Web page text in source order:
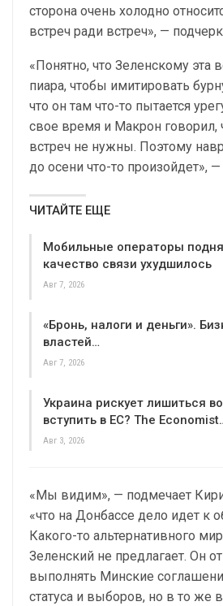
сторона очень холодно
встреч ради встреч», —
«Понятно, что Зеленскому эта
пиара, чтобы имитировать
что он там что-то пытается
свое время и Макрон говорил,
встреч не нужны. Поэтому
до осени что-то произойдет»,
ЧИТАЙТЕ ЕЩЕ
Мобильные операторы
качество связи ухудшилось
Авг 7, 2026
«Бронь, налоги и деньги».
властей…
Авг 7, 2026
Украина рискует лишиться
вступить в ЕС? The
Авг 3, 2026
«Мы видим», — подмечает
«что на Донбассе дело идет к
Какого-то альтернативного
Зеленский не предлагает. Он
выполнять Минские
статуса и выборов, но в то же